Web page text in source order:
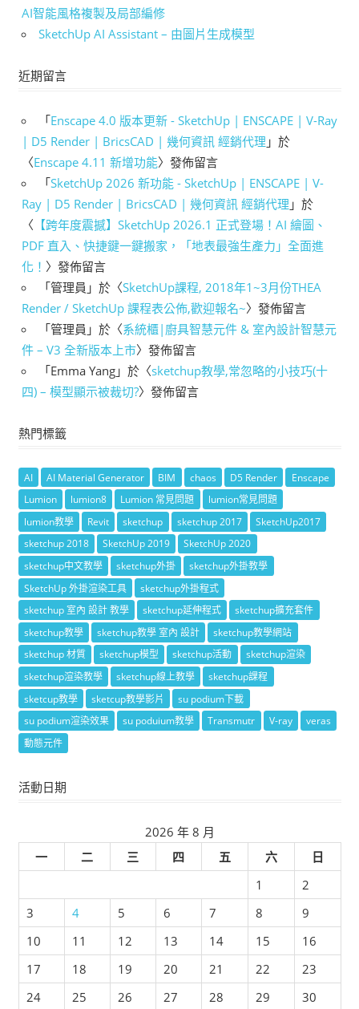
AI智能風格複製及局部編修
SketchUp AI Assistant – 由圖片生成模型
近期留言
「Enscape 4.0 版本更新 - SketchUp | ENSCAPE | V-Ray
| D5 Render | BricsCAD | 幾何資訊 經銷代理 」於
〈Enscape 4.11 新增功能〉發佈留言
「SketchUp 2026 新功能 - SketchUp | ENSCAPE | V-
Ray | D5 Render | BricsCAD | 幾何資訊 經銷代理 」於
〈 【跨年度震撼】SketchUp 2026.1 正式登場！AI 繪圖、
PDF 直入、快捷鍵一鍵搬家，「地表最強生產力」全面進
化！ 〉發佈留言
「管理員 」於〈SketchUp課程, 2018年1~3月份THEA
Render / SketchUp 課程表公佈,歡迎報名~〉發佈留言
「管理員 」於〈系統櫃|廚具智慧元件 & 室內設計智慧元
件 – V3 全新版本上市〉發佈留言
「Emma Yang 」於〈sketchup教學,常忽略的小技巧(十
四) – 模型顯示被裁切?〉發佈留言
熱門標籤
AI AI Material Generator BIM chaos D5 Render
Enscape
Lumion
lumion8 Lumion 常見問題
lumion常見問題
lumion教學
Revit sketchup sketchup 2017
SketchUp2017
sketchup 2018
SketchUp 2019
SketchUp 2020
sketchup中文教學
sketchup外掛
sketchup外掛教學
SketchUp 外掛渲染工具
sketchup外掛程式
sketchup 室內 設計 教學
sketchup延伸程式
sketchup擴充套件
sketchup教學
sketchup教學 室內 設計
sketchup教學網站
sketchup 材質
sketchup模型 sketchup活動
sketchup渲染
sketchup渲染教學
sketchup線上教學
sketchup課程
sketcup教學
sketcup教學影片
su podium下載
su podium渲染效果
su poduium教學 Transmutr V-ray
veras
動態元件
活動日期
2026 年 8 月
一
二 三 四 五 六
日
1
2
3
4 5 6 7 8
9
10
11 12 13 14 15
16
17
18 19 20 21 22
23
24
25 26 27 28 29 30